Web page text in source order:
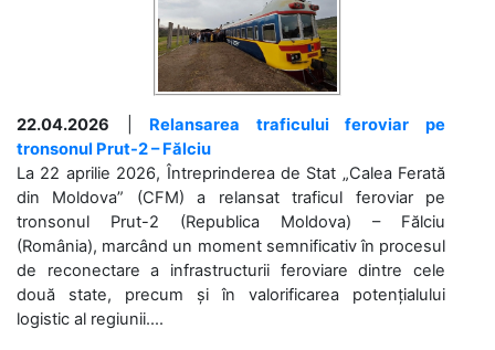
22.04.2026
Relansarea traficului feroviar pe
tronsonul Prut-2 – Fălciu
La 22 aprilie 2026, Întreprinderea de Stat „Calea Ferată
din Moldova” (CFM) a relansat traficul feroviar pe
tronsonul Prut-2 (Republica Moldova) – Fălciu
(România), marcând un moment semnificativ în procesul
de reconectare a infrastructurii feroviare dintre cele
două state, precum și în valorificarea potențialului
logistic al regiunii....